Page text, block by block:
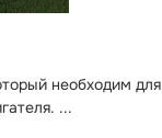
необходим для
...